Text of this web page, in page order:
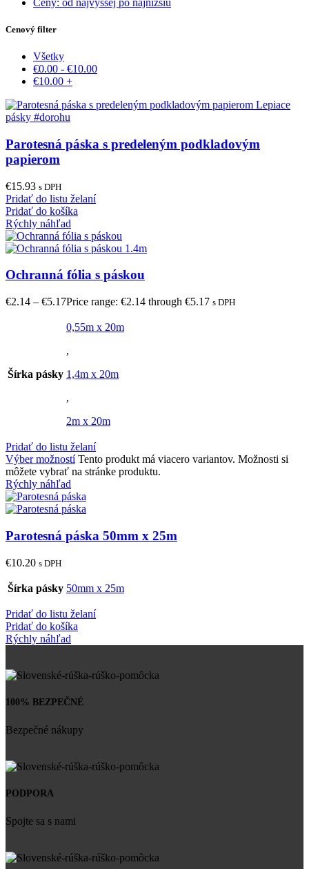
Ceny: od najvyššej po najnižšiu
Cenový filter
Všetky
€0.00 - €10.00
€10.00 +
Parotesná páska s predeleným podkladovým
papierom
€15.93 s DPH
Pridať do listu želaní
Pridať do košíka
Rýchly náhľad
Ochranná fólia s páskou
€2.14 – €5.17Price range: €2.14 through €5.17 s DPH
Šírka pásky
0,55m x 20m
,
1,4m x 20m
,
2m x 20m
Pridať do listu želaní
Výber možností Tento produkt má viacero variantov. Možnosti si
môžete vybrať na stránke produktu.
Rýchly náhľad
Parotesná páska 50mm x 25m
€10.20 s DPH
Šírka pásky 50mm x 25m
Pridať do listu želaní
Pridať do košíka
Rýchly náhľad
100% BEZPEČNÉ
Bezpečné nákupy
PODPORA
Spojte sa s nami